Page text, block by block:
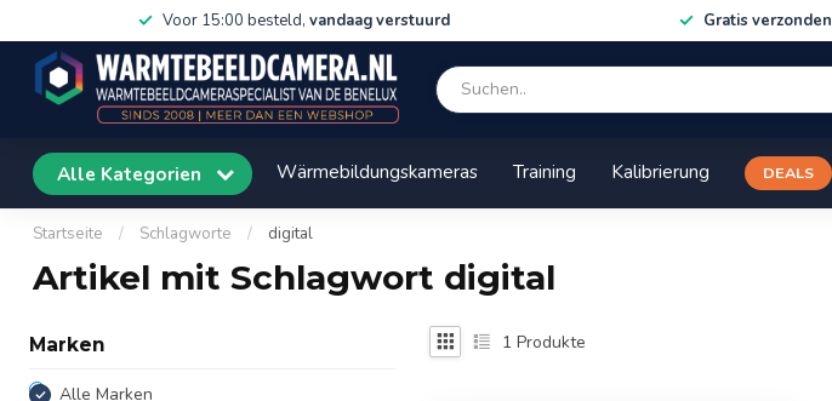
Voor 15:00 besteld, vandaag verstuurd Gratis verzonden
Alle Kategorien Wärmebildungskameras Training Kalibrierung DEALS
Startseite / Schlagworte / digital
Artikel mit Schlagwort digital
Marken
Alle Marken
1 Produkte